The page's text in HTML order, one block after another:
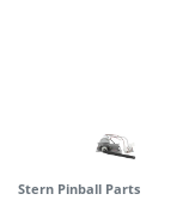
Stern Pinball Parts